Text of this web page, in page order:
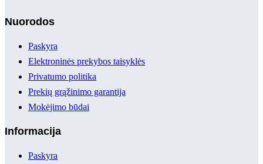
Nuorodos
Paskyra
Elektroninės prekybos taisyklės
Privatumo politika
Prekių grąžinimo garantija
Mokėjimo būdai
Informacija
Paskyra